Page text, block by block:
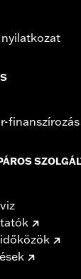
finanszírozás